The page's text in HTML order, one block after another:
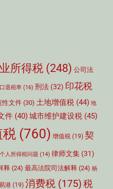
所得税 (248) 公司法
退税率 (16) 刑法 (32) 印花税
性文件(30) 土地增值税 (44) 地
件 (40)城市维护建设税 (45)
税 (760) 增值税 (19) 契
人所得税问题 (14) 律师文集 (31)
释 (24) 最高法院司法解释 (24) 杨
港 (19) 消费税 (175)税